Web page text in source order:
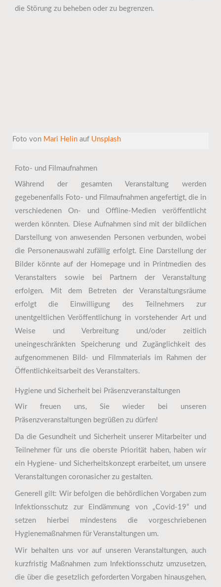
die Störung zu beheben oder zu begrenzen.
Foto von Mari Helin auf Unsplash
Foto- und Filmaufnahmen
Während der gesamten Veranstaltung werden
gegebenenfalls Foto- und Filmaufnahmen angefertigt, die in
verschiedenen On- und Offline-Medien veröffentlicht
werden könnten. Diese Aufnahmen sind mit der bildlichen
Darstellung von anwesenden Personen verbunden, wobei
die Personenauswahl zufällig erfolgt. Eine Darstellung der
Bilder könnte auf der Homepage und in Printmedien des
Veranstalters sowie bei Partnern der Veranstaltung
erfolgen. Mit dem Betreten der Veranstaltungsräume
erfolgt die Einwilligung des Teilnehmers zur
unentgeltlichen Veröffentlichung in vorstehender Art und
Weise und Verbreitung und/oder zeitlich
uneingeschränkten Speicherung und Zugänglichkeit des
aufgenommenen Bild- und Filmmaterials im Rahmen der
Öffentlichkeitsarbeit des Veranstalters.
Hygiene und Sicherheit bei Präsenzveranstaltungen
Wir freuen uns, Sie wieder bei unseren
Präsenzveranstaltungen begrüßen zu dürfen!
Da die Gesundheit und Sicherheit unserer Mitarbeiter und
Teilnehmer für uns die oberste Priorität haben, haben wir
ein Hygiene- und Sicherheitskonzept erarbeitet, um unsere
Veranstaltungen coronasicher zu gestalten.
Generell gilt: Wir befolgen die behördlichen Vorgaben zum
Infektionsschutz zur Eindämmung von „Covid-19“ und
setzen hierbei mindestens die vorgeschriebenen
Hygienemaßnahmen für Veranstaltungen um.
Wir behalten uns vor auf unseren Veranstaltungen, auch
kurzfristig Maßnahmen zum Infektionsschutz umzusetzen,
die über die gesetzlich geforderten Vorgaben hinausgehen,